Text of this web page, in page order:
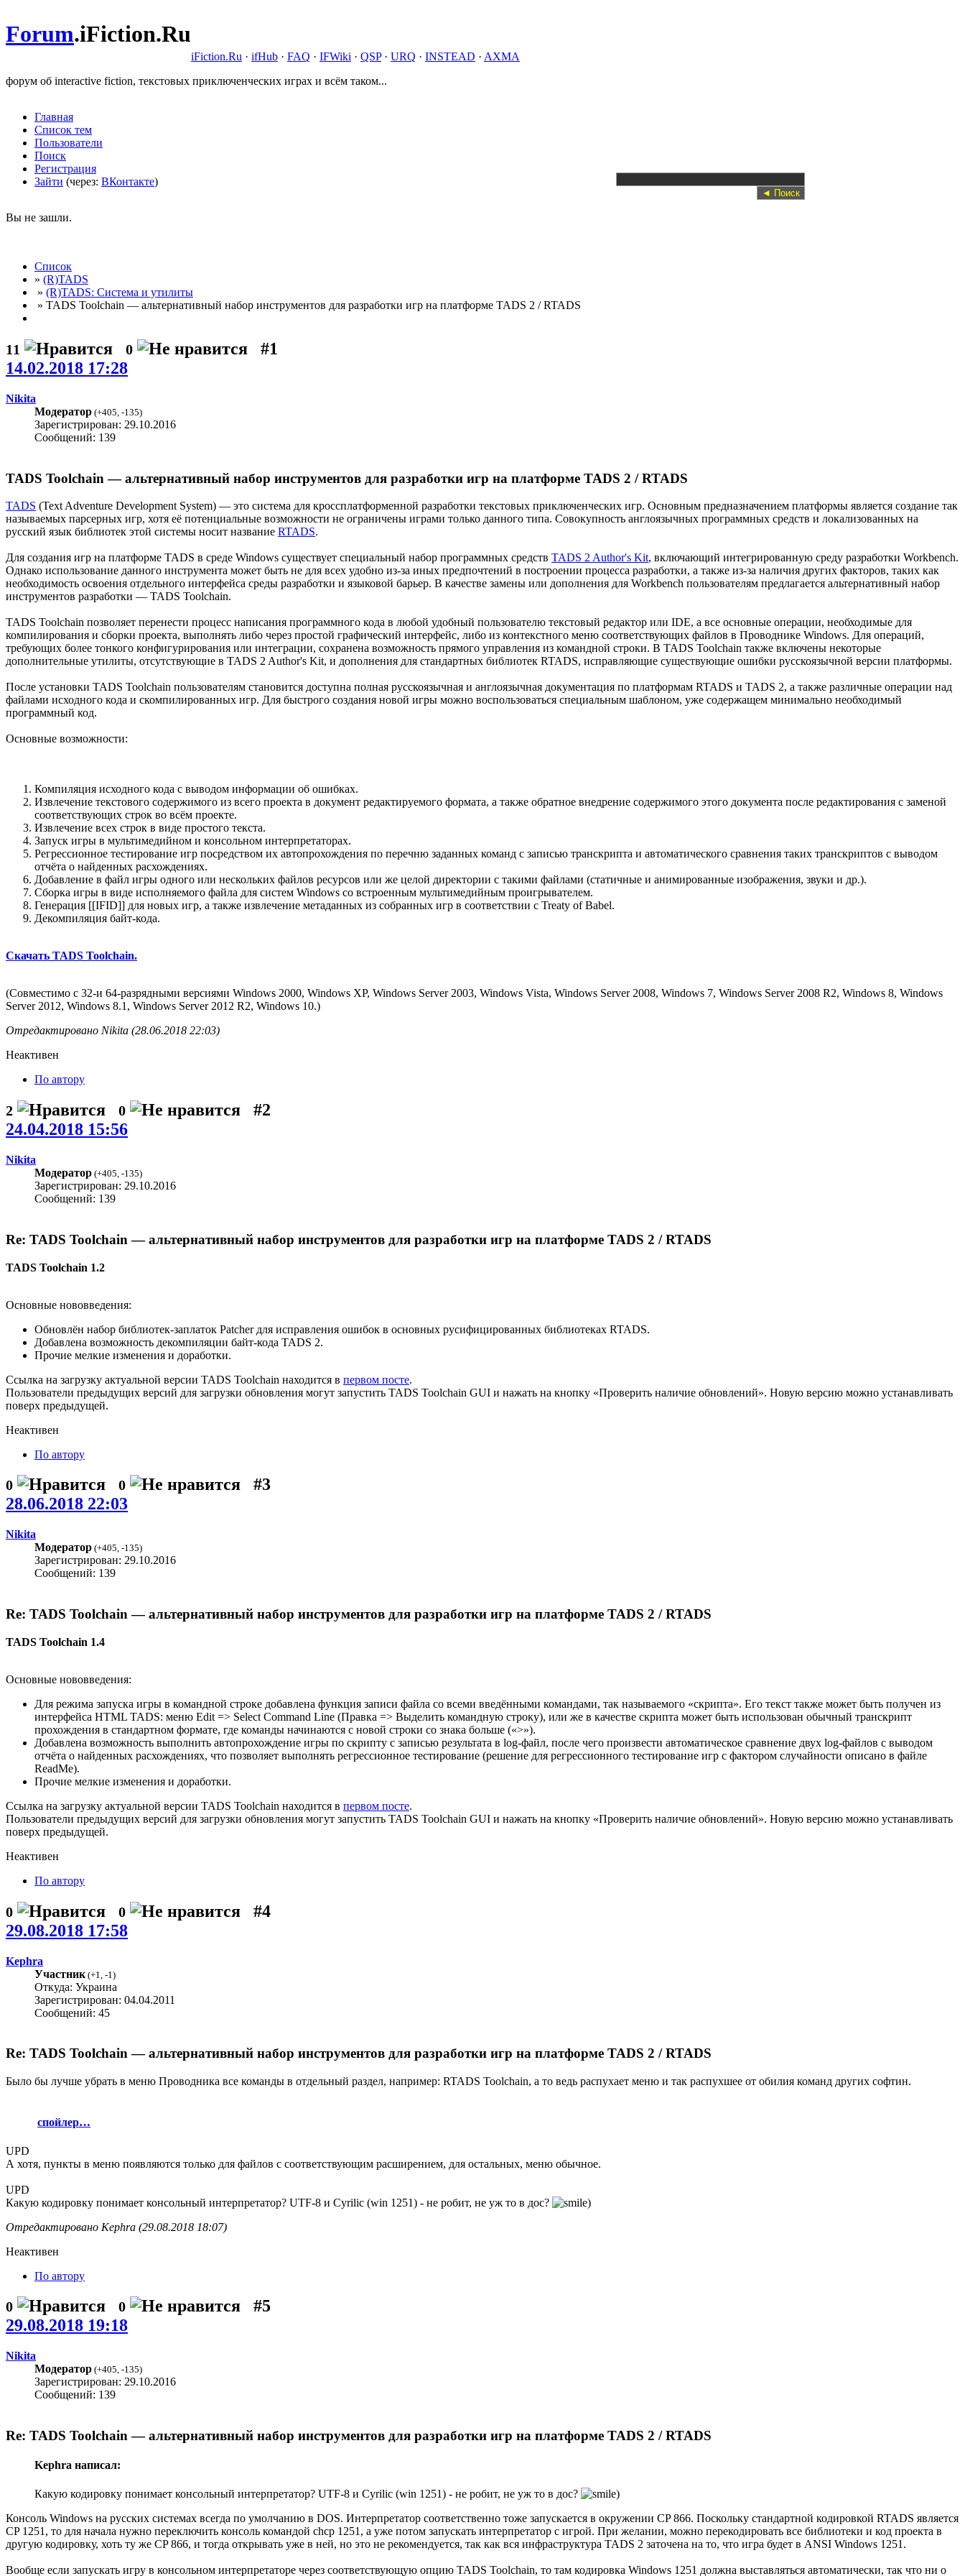
Forum.iFiction.Ru
iFiction.Ru · ifHub · FAQ · IFWiki · QSP· URQ · INSTEAD · AXMA
форум об interactive fiction, текстовых приключенческих играх и всём таком...
Главная
Список тем
Пользователи
Поиск
Регистрация
Зайти (через: ВКонтакте)
Вы не зашли.
Список
» (R)TADS
» (R)TADS: Система и утилиты
» TADS Toolchain — альтернативный набор инструментов для разработки игр на платформе TADS 2 / RTADS
11 0
#1
14.02.2018 17:28
Nikita
Модератор (+405 -135)
Зарегистрирован: 29.10.2016
Сообщений: 139
TADS Toolchain — альтернативный набор инструментов для разработки игр на платформе TADS 2 / RTADS
TADS (Text Adventure Development System) — это система для кроссплатформенной разработки текстовых приключенческих игр. Основным предназначением платформы является создание так
называемых парсерных игр, хотя её потенциальные возможности не ограничены играми только данного типа. Совокупность англоязычных программных средств и локализованных на
русский язык библиотек этой системы носит название RTADS.
Для создания игр на платформе TADS в среде Windows существует специальный набор программных средств TADS 2 Author's Kit, включающий интегрированную среду разработки Workbench.
Однако использование данного инструмента может быть не для всех удобно из-за иных предпочтений в построении процесса разработки, а также из-за наличия других факторов, таких как
необходимость освоения отдельного интерфейса среды разработки и языковой барьер. В качестве замены или дополнения для Workbench пользователям предлагается альтернативный набор
инструментов разработки — TADS Toolchain.
TADS Toolchain позволяет перенести процесс написания программного кода в любой удобный пользователю текстовый редактор или IDE, а все основные операции, необходимые для
компилирования и сборки проекта, выполнять либо через простой графический интерфейс, либо из контекстного меню соответствующих файлов в Проводнике Windows. Для операций,
требующих более тонкого конфигурирования или интеграции, сохранена возможность прямого управления из командной строки. В TADS Toolchain также включены некоторые
дополнительные утилиты, отсутствующие в TADS 2 Author's Kit, и дополнения для стандартных библиотек RTADS, исправляющие существующие ошибки русскоязычной версии платформы.
После установки TADS Toolchain пользователям становится доступна полная русскоязычная и англоязычная документация по платформам RTADS и TADS 2, а также различные операции над
файлами исходного кода и скомпилированных игр. Для быстрого создания новой игры можно воспользоваться специальным шаблоном, уже содержащем минимально необходимый
программный код.
Основные возможности:
Компиляция исходного кода с выводом информации об ошибках.
Извлечение текстового содержимого из всего проекта в документ редактируемого формата, а также обратное внедрение содержимого этого документа после редактирования с заменой
соответствующих строк во всём проекте.
Извлечение всех строк в виде простого текста.
Запуск игры в мультимедийном и консольном интерпретаторах.
Регрессионное тестирование игр посредством их автопрохождения по перечню заданных команд с записью транскрипта и автоматического сравнения таких транскриптов с выводом
отчёта о найденных расхождениях.
Добавление в файл игры одного или нескольких файлов ресурсов или же целой директории с такими файлами (статичные и анимированные изображения, звуки и др.).
Сборка игры в виде исполняемого файла для систем Windows со встроенным мультимедийным проигрывателем.
Генерация [[IFID]] для новых игр, а также извлечение метаданных из собранных игр в соответствии с Treaty of Babel.
Декомпиляция байт-кода.
Скачать TADS Toolchain.
(Совместимо с 32-и 64-разрядными версиями Windows 2000, Windows XP, Windows Server 2003, Windows Vista, Windows Server 2008, Windows 7, Windows Server 2008 R2, Windows 8, Windows
Server 2012, Windows 8.1, Windows Server 2012 R2, Windows 10.)
Отредактировано Nikita (28.06.2018 22:03)
Неактивен
По автору
2 0
#2
24.04.2018 15:56
Nikita
Модератор (+405, -135)
Зарегистрирован: 29.10.2016
Сообщений: 139
Re: TADS Toolchain — альтернативный набор инструментов для разработки игр на платформе TADS 2 / RTADS
TADS Toolchain 1.2
Основные нововведения:
Обновлён набор библиотек-заплаток Patcher для исправления ошибок в основных русифицированных библиотеках RTADS.
Добавлена возможность декомпиляции байт-кода TADS 2.
Прочие мелкие изменения и доработки.
Ссылка на загрузку актуальной версии TADS Toolchain находится в первом посте.
Пользователи предыдущих версий для загрузки обновления могут запустить TADS Toolchain GUI и нажать на кнопку «Проверить наличие обновлений». Новую версию можно устанавливать
поверх предыдущей.
Неактивен
По автору
0 0
#3
28.06.2018 22:03
Nikita
Модератор (+405, -135)
Зарегистрирован: 29.10.2016
Сообщений: 139
Re: TADS Toolchain — альтернативный набор инструментов для разработки игр на платформе TADS 2 / RTADS
TADS Toolchain 1.4
Основные нововведения:
Для режима запуска игры в командной строке добавлена функция записи файла со всеми введёнными командами, так называемого «скрипта». Его текст также может быть получен из
интерфейса HTML TADS: меню Edit => Select Command Line (Правка => Выделить командную строку), или же в качестве скрипта может быть использован обычный транскрипт
прохождения в стандартном формате, где команды начинаются с новой строки со знака больше («>»).
Добавлена возможность выполнить автопрохождение игры по скрипту с записью результата в log-файл, после чего произвести автоматическое сравнение двух log-файлов с выводом
отчёта о найденных расхождениях, что позволяет выполнять регрессионное тестирование (решение для регрессионного тестирование игр с фактором случайности описано в файле
ReadMe).
Прочие мелкие изменения и доработки.
Ссылка на загрузку актуальной версии TADS Toolchain находится в первом посте.
Пользователи предыдущих версий для загрузки обновления могут запустить TADS Toolchain GUI и нажать на кнопку «Проверить наличие обновлений». Новую версию можно устанавливать
поверх предыдущей.
Неактивен
По автору
0 0
#4
29.08.2018 17:58
Kephra
Участник (+1 -1 )
Откуда: Украина
Зарегистрирован: 04.04.2011
Сообщений: 45
Re: TADS Toolchain — альтернативный набор инструментов для разработки игр на платформе TADS 2 / RTADS
Было бы лучше убрать в меню Проводника все команды в отдельный раздел, например: RTADS Toolchain, а то ведь распухает меню и так распухшее от обилия команд других софтин.
спойлер…
UPD
А хотя, пункты в меню появляются только для файлов с соответствующим расширением, для остальных, меню обычное.
UPD
Какую кодировку понимает консольный интерпретатор? UTF-8 и Cyrilic (win 1251) - не робит, не уж то в дос?
)
Отредактировано Kephra (29.08.2018 18:07)
Неактивен
По автору
0 0
#5
29.08.2018 19:18
Nikita
Модератор (+405, -135)
Зарегистрирован: 29.10.2016
Сообщений: 139
Re: TADS Toolchain — альтернативный набор инструментов для разработки игр на платформе TADS 2 / RTADS
Kephra написал:
Какую кодировку понимает консольный интерпретатор? UTF-8 и Cyrilic (win 1251) - не робит, не уж то в дос?
)
Консоль Windows на русских системах всегда по умолчанию в DOS. Интерпретатор соответственно тоже запускается в окружении CP 866. Поскольку стандартной кодировкой RTADS является
CP 1251, то для начала нужно переключить консоль командой chcp 1251, а уже потом запускать интерпретатор с игрой. При желании, можно перекодировать все библиотеки и код проекта в
другую кодировку, хоть ту же CP 866, и тогда открывать уже в ней, но это не рекомендуется, так как вся инфраструктура TADS 2 заточена на то, что игра будет в ANSI Windows 1251.
Вообще если запускать игру в консольном интерпретаторе через соответствующую опцию TADS Toolchain, то там кодировка Windows 1251 должна выставляться автоматически, так что ни о